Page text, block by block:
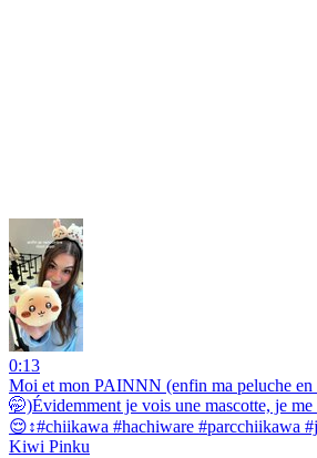
0:13
Moi et mon PAINNN (enfin ma peluche en
🤭)Évidemment je vois une mascotte, je
😌↕️#chiikawa #hachiware #parcchiikawa
Kiwi Pinku